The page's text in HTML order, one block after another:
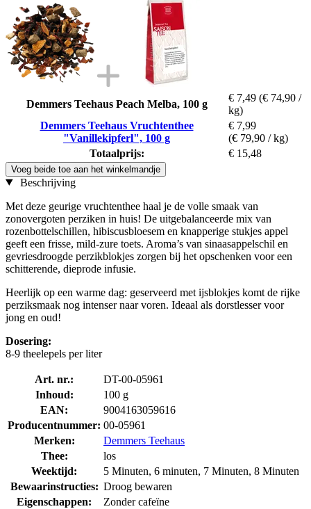
Demmers Teehaus Peach Melba, 100 g
€ 7,49 (€ 74,90 /
kg)
Demmers Teehaus Vruchtenthee
"Vanillekipferl", 100 g
€ 7,99
(€ 79,90 / kg)
Totaalprijs:
€ 15,48
Voeg beide toe aan het winkelmandje
Beschrijving
Met deze geurige vruchtenthee haal je de volle smaak van
zonovergoten perziken in huis! De uitgebalanceerde mix van
rozenbottelschillen, hibiscusbloesem en knapperige stukjes appel
geeft een frisse, mild-zure toets. Aroma’s van sinaasappelschil en
gevriesdroogde perzikblokjes zorgen bij het opschenken voor een
schitterende, dieprode infusie.
Heerlijk op een warme dag: geserveerd met ijsblokjes komt de rijke
perziksmaak nog intenser naar voren. Ideaal als dorstlesser voor
jong en oud!
Dosering:
8-9 theelepels per liter
Art. nr.:
DT-00-05961
Inhoud:
100 g
EAN:
9004163059616
Producentnummer: 00-05961
Merken:
Demmers Teehaus
Thee:
los
Weektijd:
5 Minuten, 6 minuten, 7 Minuten, 8 Minuten
Bewaarinstructies: Droog bewaren
Eigenschappen:
Zonder cafeïne